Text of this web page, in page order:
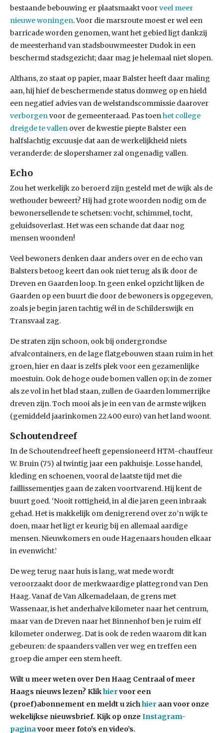
bestaande bebouwing er plaatsmaakt voorveel meer
nieuwe woningen. Voor die marsroute moest er wel een
barricade worden genomen, want het gebied ligt dankzij
de meesterhand van stadsbouwmeester Dudok in een
beschermd stadsgezicht; daar mag je helemaal niet slopen.
Althans, zo staat op papier, maar Balster heeft daar maling
aan, hij hief de beschermende status domweg op en hield
een negatief advies van de welstandscommissie daarover
verborgenvoor de gemeenteraad. Pas toenhet college
dreigde te vallen over de kwestie piepte Balster een
halfslachtig excuusje dat aan de werkelijkheid niets
veranderde: de slopershamer zal ongenadig vallen.
Echo
Zou het werkelijk zo beroerd zijn gesteld met de wijk als de
wethouder beweert? Hij had grote woorden nodig om de
bewonersellende te schetsen: vocht, schimmel, tocht,
geluidsoverlast. Het was een schande dat daar nog
mensen woonden!
Veel bewoners denken daar anders over en de echo van
Balsters betoog keert dan ook niet terug als ik door de
Dreven en Gaarden loop. In geen enkel opzicht lijken de
Gaarden op een buurt die door de bewoners is opgegeven,
zoals je begin jaren tachtig wél in de Schilderswijk en
Transvaal zag.
De straten zijn schoon, ook bij ondergrondse
afvalcontainers, en de lage flatgebouwen staan ruim in het
groen, hier en daar is zelfs plek voor een gezamenlijke
moestuin. Ook de hoge oude bomen vallen op; in de zomer
als ze vol in het blad staan, zullen de Gaarden lommerrijke
dreven zijn. Toch mooi als je in een van de armste wijken
(gemiddeld jaarinkomen 22.400 euro) van het land woont.
Schoutendreef
In de Schoutendreef heeft gepensioneerd HTM-chauffeur
W. Bruin (75) al twintig jaar een pakhuisje. Losse handel,
kleding en schoenen, vooral de laatste tijd met die
faillissementjes gaan de zaken voortvarend. Hij kent de
buurt goed. ‘Nooit rottigheid, in al die jaren geen inbraak
gehad. Het is makkelijk om denigrerend over zo’n wijk te
doen, maar het ligt er keurig bij en allemaal aardige
mensen. Nieuwkomers en oude Hagenaars houden elkaar
in evenwicht.’
De weg terug naar huis is lang, wat mede wordt
veroorzaakt door de merkwaardige plattegrond van Den
Haag. Vanaf de Van Alkemadelaan, de grens met
Wassenaar, is het anderhalve kilometer naar het centrum,
maar van de Dreven naar het Binnenhof ben je ruim elf
kilometer onderweg. Dat is ook de reden waarom dit kan
gebeuren: de spaanders vallen ver weg en treffen een
groep die amper een stem heeft.
Wilt u meer weten over Den Haag Centraal of meer
Haags nieuws lezen? Klikhiervoor een
(proef)abonnement en meldt u zichhier aan voor onze
wekelijkse nieuwsbrief. Kijk op onze Instagram-
paginavoor meer foto’s en video’s.